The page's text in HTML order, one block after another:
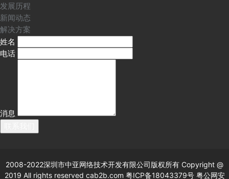
发展历程
新闻动态
解决方案
姓名
电话
消息
2008-2022深圳市中亚网络技术开发有限公司版权所有 Copyright @
2019 All rights reserved cab2b.com 粤ICP备18043379号 粤公网安